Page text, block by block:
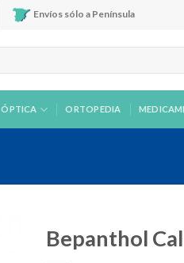
Envíos sólo a Península
ÓPTICA ORTOPEDIA
Bepanthol